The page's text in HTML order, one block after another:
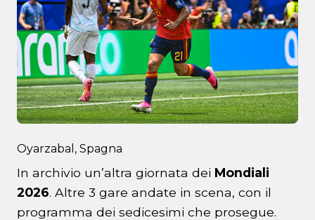
Oyarzabal, Spagna
In archivio un’altra giornata dei Mondiali
2026. Altre 3 gare andate in scena, con il
programma dei sedicesimi che prosegue.